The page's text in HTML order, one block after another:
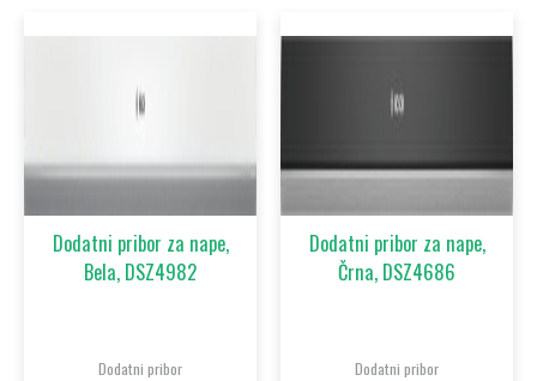
Dodatni pribor za nape,
Bela, DSZ4982
Dodatni pribor
Dodatni pribor za nape,
Črna, DSZ4686
Dodatni pribor